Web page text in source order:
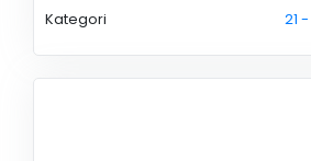
Kategori 21